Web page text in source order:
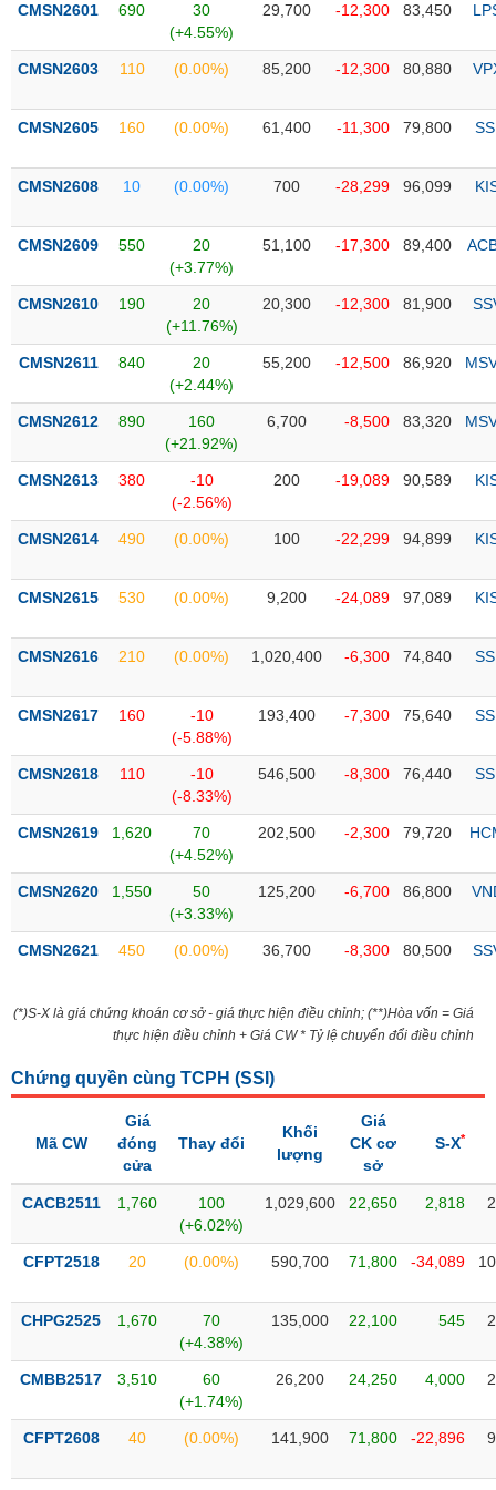
thái
phiếu
mô
thị
Niêm
Niêm
mới
yết
sung
niêm
yết
Theo
dõi
biệt
được
quỹ
mục
ETF
Cổ
chi
tiết
quan
dịch
chính
tích
thuật
sơ
doanh
Tin
CMSN2601 690
30
(+4.55%)
29,700 -12,300 83,450
CMSN2603 110 (0.00%) 85,200 -12,300 80,880
CMSN2605 160 (0.00%) 61,400 -11,300 79,800
CMSN2608 10 (0.00%) 700 -28,299 96,099
CMSN2609 550
20
(+3.77%)
51,100 -17,300 89,400
CMSN2610 190
20
(+11.76%)
20,300 -12,300 81,900
CMSN2611 840
20
(+2.44%)
55,200 -12,500 86,920
CMSN2612 890
160
(+21.92%)
6,700 -8,500 83,320
CMSN2613 380
-10
(-2.56%)
200 -19,089 90,589
CMSN2614 490 (0.00%) 100 -22,299 94,899
CMSN2615 530 (0.00%) 9,200 -24,089 97,089
CMSN2616 210 (0.00%) 1,020,400 -6,300 74,840
CMSN2617 160
-10
(-5.88%)
193,400 -7,300 75,640
CMSN2618 110
-10
(-8.33%)
546,500 -8,300 76,440
CMSN2619 1,620
70
(+4.52%)
202,500 -2,300 79,720
CMSN2620 1,550
50
(+3.33%)
125,200 -6,700 86,800
CMSN2621 450 (0.00%) 36,700 -8,300 80,500
(*)S-X là giá chứng khoán cơ sở - giá thực hiện điều chỉnh; (**)Hòa vốn = Giá
thực hiện điều chỉnh + Giá CW * Tỷ lệ chuyển đổi điều chỉnh
Chứng quyền cùng TCPH (SSI )
Mã CW
Giá
đóng
cửa
Thay đổi
Khối
lượng
Giá
CK cơ
sở
S-X*
CACB2511 1,760
100
(+6.02%)
1,029,600 22,650 2,818
CFPT2518 20 (0.00%) 590,700 71,800 -34,089
CHPG2525 1,670
70
(+4.38%)
135,000 22,100 545
CMBB2517 3,510
60
(+1.74%)
26,200 24,250 4,000
CFPT2608 40 (0.00%) 141,900 71,800 -22,896
NGÀNH
DOANH
NGHIỆP
PHIẾU
PHÁI
TRÁI
CÔNG
ĐẦU
TƯ
DỮ
MỚI
Ngành
(-)
SECTOR
NĂNG
VẬT
CÔNG